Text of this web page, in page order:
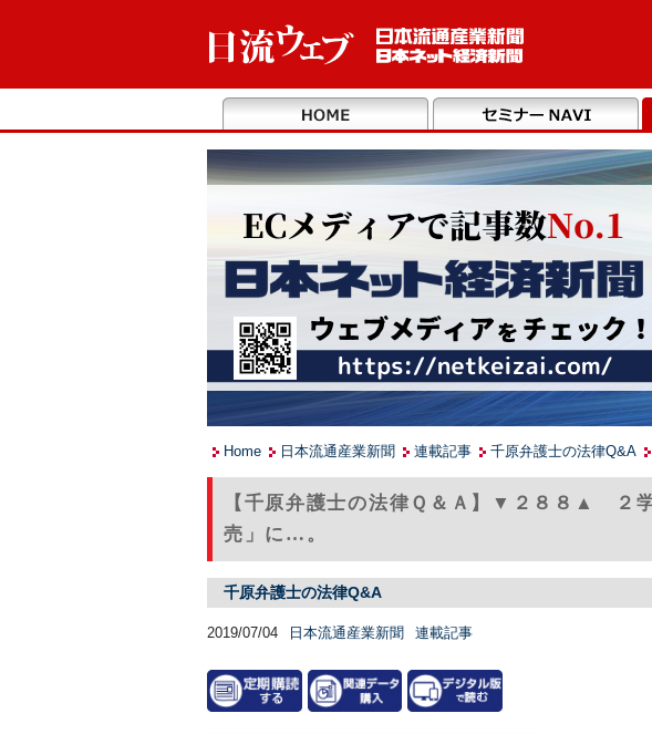
Home 日本流通産業新聞 連載記事 千原弁護士の法律Q&A
【千原弁護士の法律Ｑ＆Ａ】▼２８８▲ ２
売」に…。
千原弁護士の法律Q&A
2019/07/04 日本流通産業新聞 連載記事